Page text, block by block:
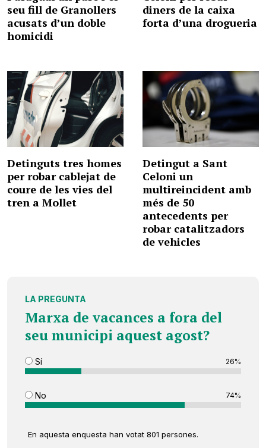
seu fill de Granollers
acusats d’un doble
homicidi
diners de la caixa
forta d’una drogueria
Detinguts tres homes
per robar cablejat de
coure de les vies del
tren a Mollet
Detingut a Sant
Celoni un
multireincident amb
més de 50
antecedents per
robar catalitzadors
de vehicles
LA PREGUNTA
Marxa de vacances a fora del
seu municipi aquest agost?
Sí 26%
No 74%
En aquesta enquesta han votat 801 persones.